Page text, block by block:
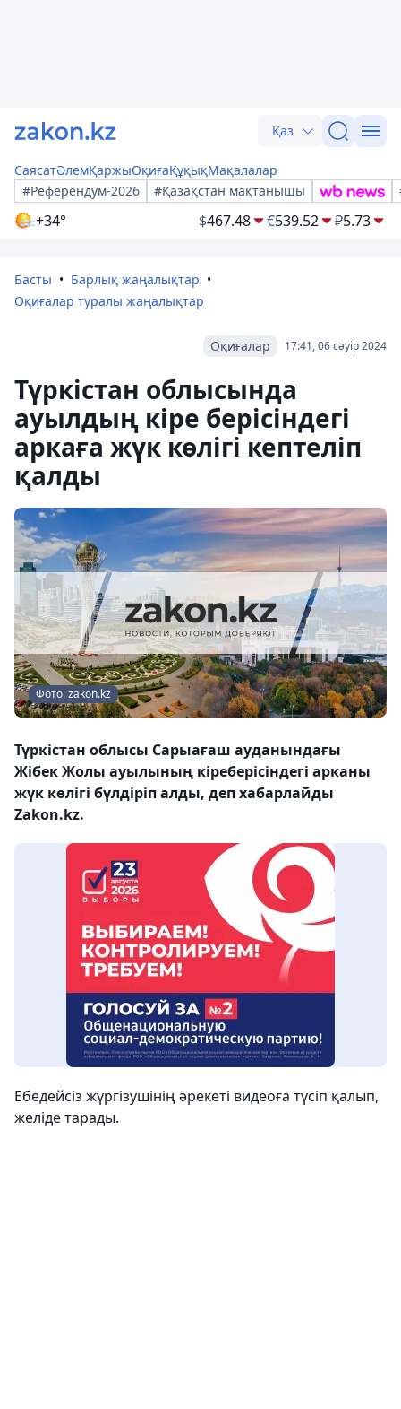
Қаз
СаясатӘлемҚаржыОқиғаҚұқықМақалалар
#Референдум-2026
#Қазақстан мақтанышы
+34° $467.48 €539.52 ₽5.73
Басты
Барлық жаңалықтар
Оқиғалар туралы жаңалықтар
17:41, 06 сәуір 2024
Оқиғалар
Түркістан облысында
ауылдың кіре берісіндегі
аркаға жүк көлігі кептеліп
қалды
Фото: zakon.kz
Түркістан облысы Сарыағаш ауданындағы
Жібек Жолы ауылының кіреберісіндегі арканы
жүк көлігі бүлдіріп алды, деп хабарлайды
Zakon.kz.
Ебедейсіз жүргізушінің әрекеті видеоға түсіп қалып,
желіде тарады.